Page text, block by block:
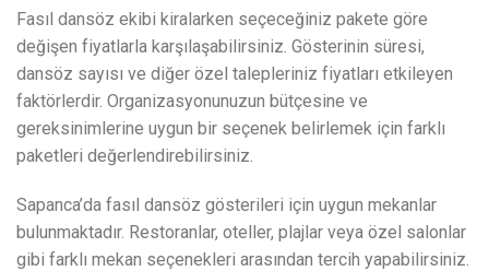
Fasıl dansöz ekibi kiralarken seçeceğiniz pakete göre
değişen fiyatlarla karşılaşabilirsiniz. Gösterinin süresi,
dansöz sayısı ve diğer özel talepleriniz fiyatları etkileyen
faktörlerdir. Organizasyonunuzun bütçesine ve
gereksinimlerine uygun bir seçenek belirlemek için farklı
paketleri değerlendirebilirsiniz.
Sapanca’da fasıl dansöz gösterileri için uygun mekanlar
bulunmaktadır. Restoranlar, oteller, plajlar veya özel salonlar
gibi farklı mekan seçenekleri arasından tercih yapabilirsiniz.